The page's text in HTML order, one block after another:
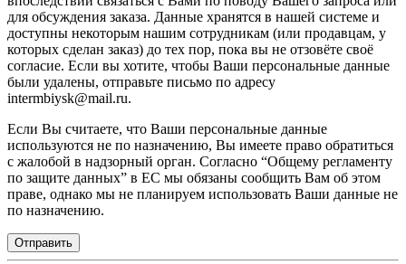
для обсуждения заказа. Данные хранятся в нашей системе и
доступны некоторым нашим сотрудникам (или продавцам, у
которых сделан заказ) до тех пор, пока вы не отзовёте своё
согласие. Если вы хотите, чтобы Ваши персональные данные
были удалены, отправьте письмо по адресу
intermbiysk@mail.ru.
Если Вы считаете, что Ваши персональные данные
используются не по назначению, Вы имеете право обратиться
с жалобой в надзорный орган. Согласно “Общему регламенту
по защите данных” в ЕС мы обязаны сообщить Вам об этом
праве, однако мы не планируем использовать Ваши данные не
по назначению.
Отправить